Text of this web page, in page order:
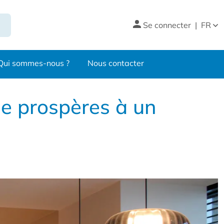
Se connecter | FR
sommes-nous ? Nous contacter
prospères à un